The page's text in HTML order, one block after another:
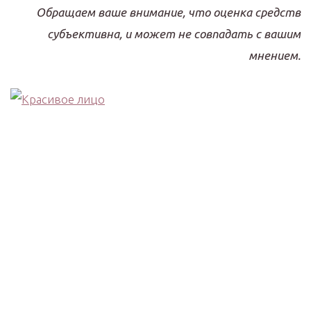
Обращаем ваше внимание, что оценка средств
субъективна, и может не совпадать с вашим
мнением.